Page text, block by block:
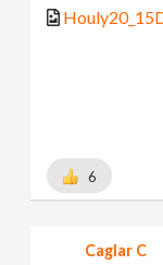
6
Caglar C